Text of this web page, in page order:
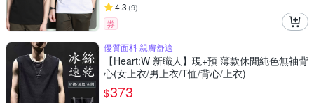
4.3 (9)
券
優質面料 親膚舒適
【Heart:W 新職人】現+預 薄款休閒純色無袖背
心(女上衣/男上衣/T恤/背心/上衣)
$373